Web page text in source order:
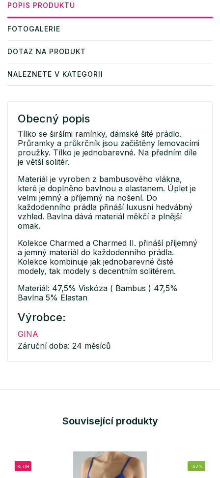
POPIS PRODUKTU
FOTOGALERIE
DOTAZ NA PRODUKT
NALEZNETE V KATEGORII
Obecný popis
Tílko se širšími ramínky, dámské šité prádlo.
Průramky a průkrčník jsou začištěny lemovacími
proužky. Tílko je jednobarevné. Na předním díle
je větší solitér.
Materiál je vyroben z bambusového vlákna,
které je doplněno bavlnou a elastanem. Úplet je
velmi jemný a příjemný na nošení. Do
každodenního prádla přináší luxusní hedvábný
vzhled. Bavlna dává materiál měkčí a plnější
omak.
Kolekce Charmed a Charmed II. přináší příjemný
a jemný materiál do každodenního prádla.
Kolekce kombinuje jak jednobarevné čisté
modely, tak modely s decentním solitérem.
Materiál: 47,5% Viskóza ( Bambus ) 47,5%
Bavlna 5% Elastan
Výrobce:
GINA
Záruční doba: 24 měsíců
Související produkty
KLUB -57%